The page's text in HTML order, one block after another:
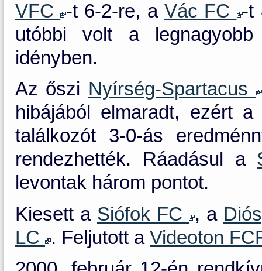
VFC -t 6-2-re, a Vác FC
-t
utóbbi volt a
idényben.
Az őszi Nyírség-Spartacus
hibájából elmaradt, ezért
találkozót 3-0-ás
rendezhették. Ráadásul a
levontak három pontot.
Kiesett a Siófok FC , a
LC
. Feljutott a Videoton